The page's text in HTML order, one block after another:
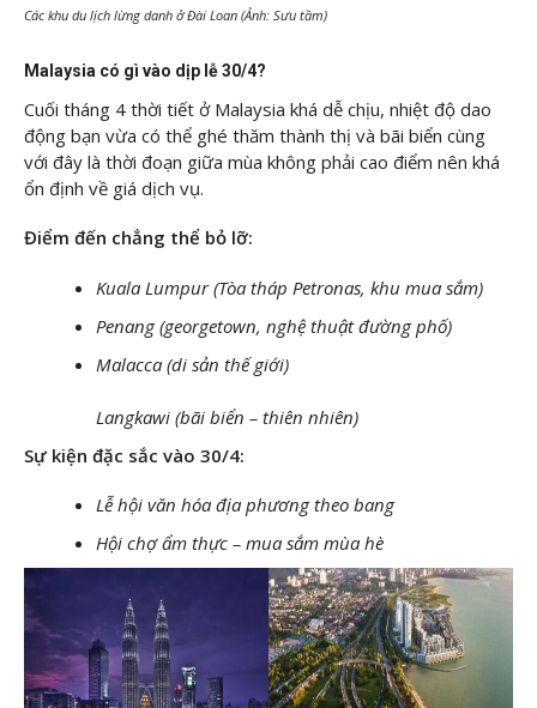
Các khu du lịch lừng danh ở Đài Loan (Ảnh: Sưu tầm)
Malaysia có gì vào dịp lễ 30/4?
Cuối tháng 4 thời tiết ở Malaysia khá dễ chịu, nhiệt độ dao
động bạn vừa có thể ghé thăm thành thị và bãi biển cùng
với đây là thời đoạn giữa mùa không phải cao điểm nên khá
ổn định về giá dịch vụ.
Điểm đến chẳng thể bỏ lỡ:
Kuala Lumpur (Tòa tháp Petronas, khu mua sắm)
Penang (georgetown, nghệ thuật đường phố)
Malacca (di sản thế giới)
Langkawi (bãi biển – thiên nhiên)
Sự kiện đặc sắc vào 30/4:
Lễ hội văn hóa địa phương theo bang
Hội chợ ẩm thực – mua sắm mùa hè